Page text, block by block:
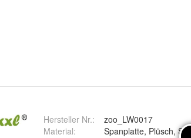
Hersteller Nr.:
zoo_LW0017
Material: Spanplatte, Plüsch, Sisal